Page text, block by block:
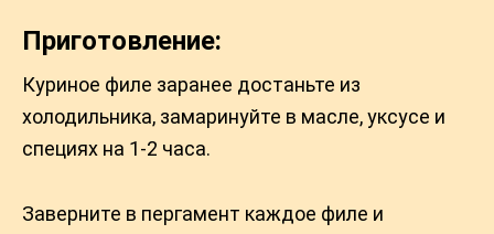
Приготовление:
Куриное филе заранее достаньте из
холодильника, замаринуйте в масле, уксусе и
специях на 1-2 часа.
Заверните в пергамент каждое филе и